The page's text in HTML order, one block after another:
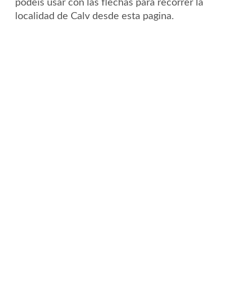
podeis usar con las flechas para recorrer la
localidad de Calv desde esta pagina.